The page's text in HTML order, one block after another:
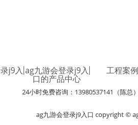
j9入 ag九游会登录j9入
口的产品中心
工程案例
24小时免费咨询：13980537141（陈总
ag九游会登录j9入口 copyright ©